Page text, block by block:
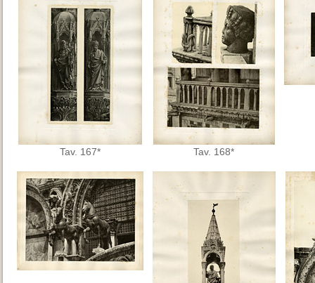
Tav. 167* Tav. 168*